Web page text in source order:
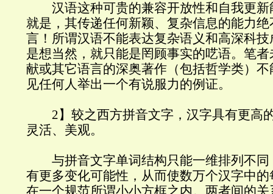
汉语这种可贵的兼容开放性和自我更新
就是，其传递任何新颖、复杂信息的能力
言！所谓汉语不能表达复杂语义和高深科
是想当然，就只能是罔顾事实的呓语。笔
献或其它语言的深奥著作（包括哲学类）
见任何人举出一个有说服力的例证。
2】较之西方拼音文字，汉字具有更高
灵活、美观。
与拼音文字单词结构只能一维排列不同
有更多变化可能性，从而使数万个汉字中
在一个规范所谓小小方框之内。两者间的